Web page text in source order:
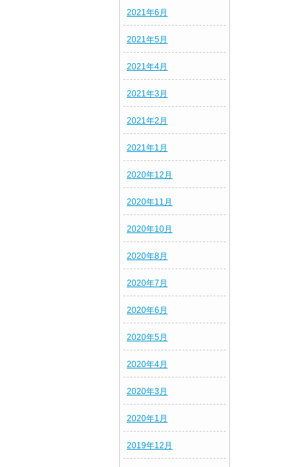
2021年6月
2021年5月
2021年4月
2021年3月
2021年2月
2021年1月
2020年12月
2020年11月
2020年10月
2020年8月
2020年7月
2020年6月
2020年5月
2020年4月
2020年3月
2020年1月
2019年12月